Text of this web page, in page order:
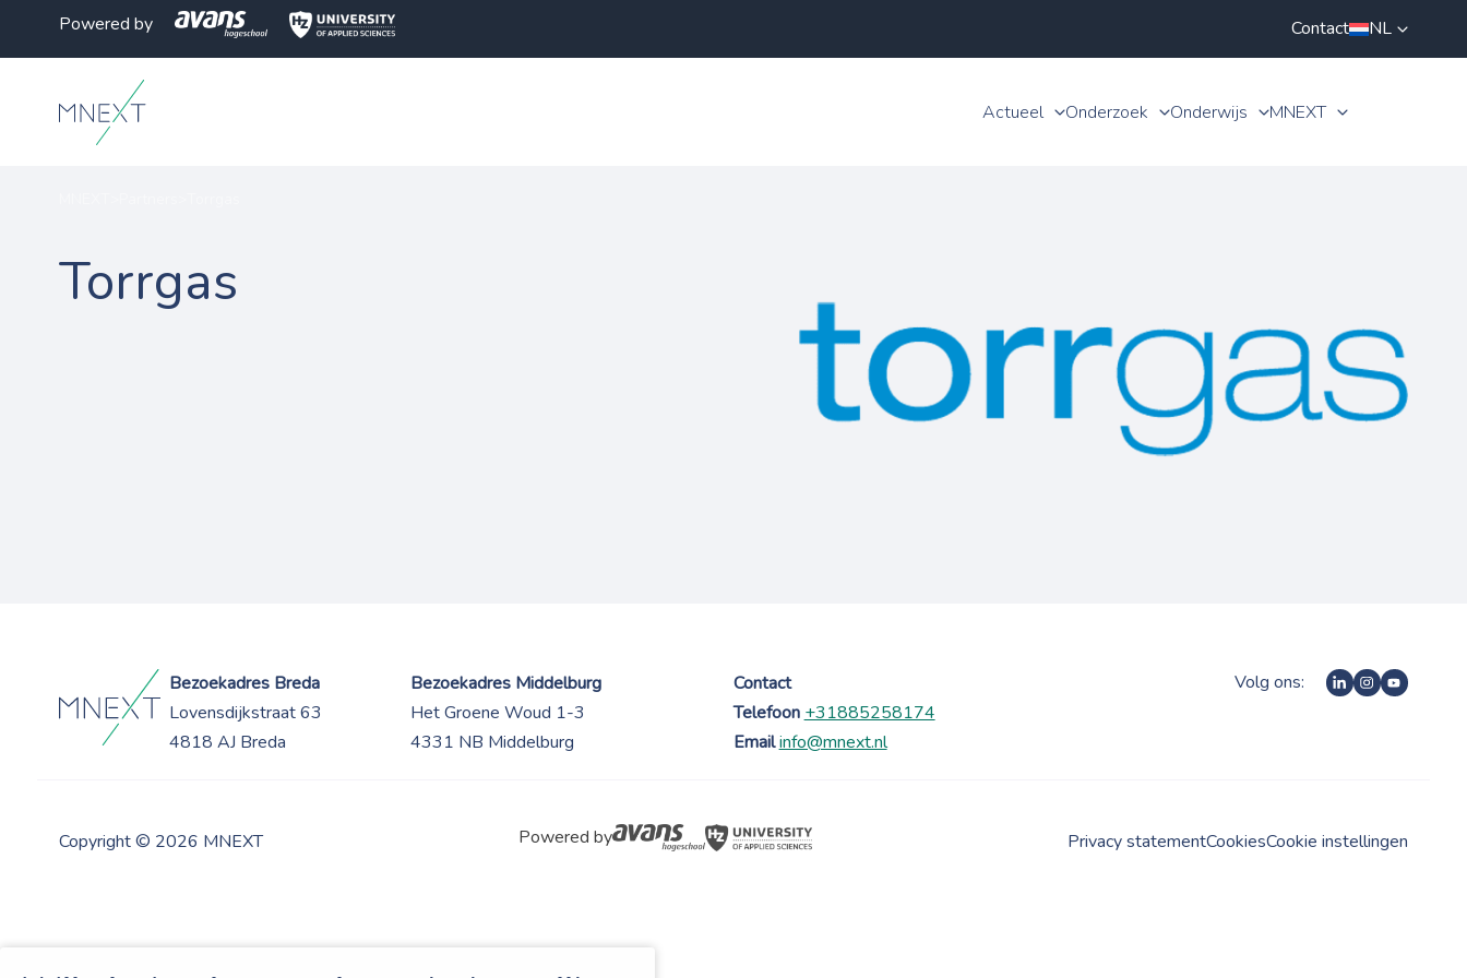
Powered by Contact NL
Actueel Onderzoek Onderwijs MNEXT
Torrgas
Bezoekadres Breda Bezoekadres Middelburg
Contact
Lovensdijkstraat 63
Het Groene Woud 1-3 Telefoon +31885258174
4818 AJ Breda
4331 NB Middelburg Email info@mnext.nl
Volg ons:
Copyright © 2026 MNEXT Powered by Privacy statementCookiesCookie instellingen